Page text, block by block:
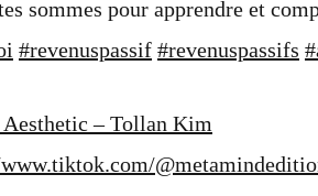
sommes pour apprendre et
#revenuspassif #revenuspassifs
– Tollan Kim